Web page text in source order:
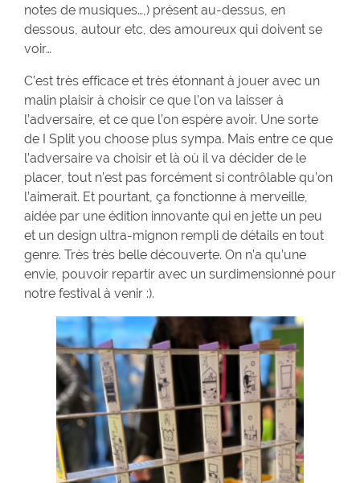
notes de musiques…,) présent au-dessus, en
dessous, autour etc, des amoureux qui doivent se
voir…
C’est très efficace et très étonnant à jouer avec un
malin plaisir à choisir ce que l’on va laisser à
l’adversaire, et ce que l’on espère avoir. Une sorte
de I Split you choose plus sympa. Mais entre ce que
l’adversaire va choisir et là où il va décider de le
placer, tout n’est pas forcément si contrôlable qu’on
l’aimerait. Et pourtant, ça fonctionne à merveille,
aidée par une édition innovante qui en jette un peu
et un design ultra-mignon rempli de détails en tout
genre. Très très belle découverte. On n’a qu’une
envie, pouvoir repartir avec un surdimensionné pour
notre festival à venir :).